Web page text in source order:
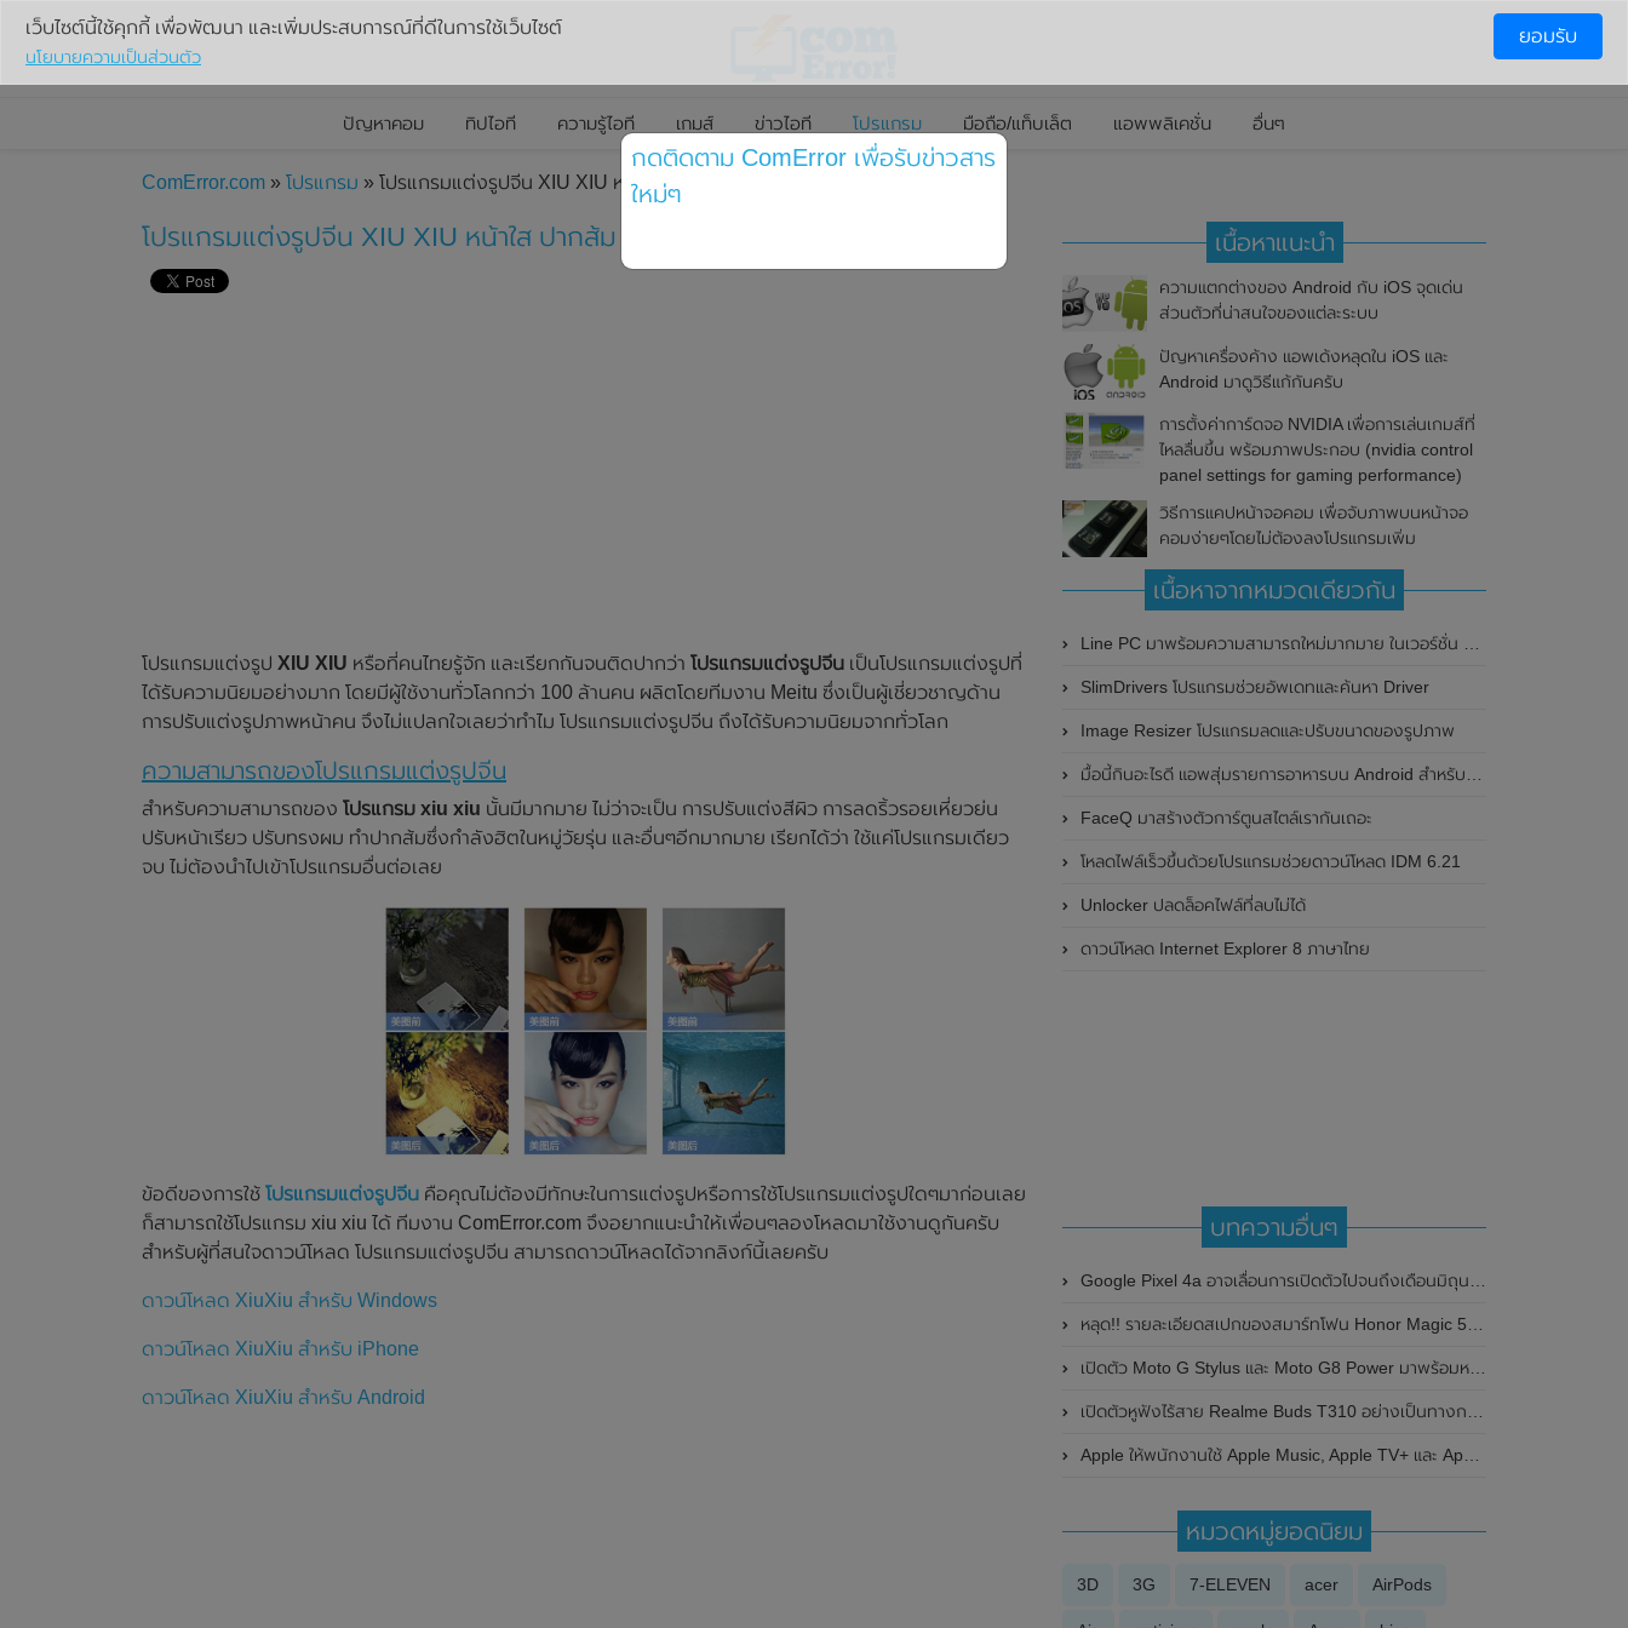
ปัญหาคอม ทิปไอที ความรู้ไอที เกมส์ ข่าวไอที โปรแกรม มือถือ/แท็บเล็ต แอพพลิเคชั่น อื่นๆ
ComError.com » โปรแกรม » โปรแกรมแต่งรูปจีน XIU XIU หน้าใส ปากส้ม ดาวน์โหลดฟรี
โปรแกรมแต่งรูปจีน XIU XIU หน้าใส ปากส้ม ดาวน์โหลดฟรี
โปรแกรมแต่งรูป XIU XIU หรือที่คนไทยรู้จัก และเรียกกันจนติดปากว่า โปรแกรมแต่งรูปจีน เป็นโปรแกรมแต่งรูปที่
ได้รับความนิยมอย่างมาก โดยมีผู้ใช้งานทั่วโลกกว่า 100 ล้านคน ผลิตโดยทีมงาน Meitu ซึ่งเป็นผู้เชี่ยวชาญด้าน
การปรับแต่งรูปภาพหน้าคน จึงไม่แปลกใจเลยว่าทำไม โปรแกรมแต่งรูปจีน ถึงได้รับความนิยมจากทั่วโลก
ความสามารถของโปรแกรมแต่งรูปจีน
สำหรับความสามารถของ โปรแกรม xiu xiu นั้นมีมากมาย ไม่ว่าจะเป็น การปรับแต่งสีผิว การลดริ้วรอยเหี่ยวย่น
ปรับหน้าเรียว ปรับทรงผม ทำปากส้มซึ่งกำลังฮิตในหมู่วัยรุ่น และอื่นๆอีกมากมาย เรียกได้ว่า ใช้แค่โปรแกรมเดียว
จบ ไม่ต้องนำไปเข้าโปรแกรมอื่นต่อเลย
ข้อดีของการใช้ โปรแกรมแต่งรูปจีน คือคุณไม่ต้องมีทักษะในการแต่งรูปหรือการใช้โปรแกรมแต่งรูปใดๆมาก่อนเลย
ก็สามารถใช้โปรแกรม xiu xiu ได้ ทีมงาน ComError.com จึงอยากแนะนำให้เพื่อนๆลองโหลดมาใช้งานดูกันครับ
สำหรับผู้ที่สนใจดาวน์โหลด โปรแกรมแต่งรูปจีน สามารถดาวน์โหลดได้จากลิงก์นี้เลยครับ
ดาวน์โหลด XiuXiu สำหรับ Windows
ดาวน์โหลด XiuXiu สำหรับ iPhone
ดาวน์โหลด XiuXiu สำหรับ Android
เนื้อหาแนะนำ
ความแตกต่างของ Android กับ iOS จุดเด่น
ส่วนตัวที่น่าสนใจของแต่ละระบบ
ปัญหาเครื่องค้าง แอพเด้งหลุดใน iOS และ
Android มาดูวิธีแก้กันครับ
การตั้งค่าการ์ดจอ NVIDIA เพื่อการเล่นเกมส์ที่
ไหลลื่นขึ้น พร้อมภาพประกอบ (nvidia control
panel settings for gaming performance)
วิธีการแคปหน้าจอคอม เพื่อจับภาพบนหน้าจอ
คอมง่ายๆโดยไม่ต้องลงโปรแกรมเพิ่ม
เนื้อหาจากหมวดเดียวกัน
Line PC มาพร้อมความสามารถใหม่มากมาย ในเวอร์ชั่น 4.7.0
SlimDrivers โปรแกรมช่วยอัพเดทและค้นหา Driver
Image Resizer โปรแกรมลดและปรับขนาดของรูปภาพ
มื้อนี้กินอะไรดี แอพสุ่มรายการอาหารบน Android สำหรับชาวไอที
FaceQ มาสร้างตัวการ์ตูนสไตล์เรากันเถอะ
โหลดไฟล์เร็วขึ้นด้วยโปรแกรมช่วยดาวน์โหลด IDM 6.21
Unlocker ปลดล็อคไฟล์ที่ลบไม่ได้
ดาวน์โหลด Internet Explorer 8 ภาษาไทย
บทความอื่นๆ
Google Pixel 4a อาจเลื่อนการเปิดตัวไปจนถึงเดือนมิถุนายน 2020
หลุด!! รายละเอียดสเปกของสมาร์ทโฟน Honor Magic 5 มาพร้อมกล้องหลัก ความละเอียด 50MP คาดอาจเปิดตัวพร้อม Snapdragon 8 Gen 2 ตัวใหม่ล่าสุด
เปิดตัว Moto G Stylus และ Moto G8 Power มาพร้อมหน้าจอ 6.4 นิ้ว , ชิปเซ็ต Snapdragon 665
เปิดตัวหูฟังไร้สาย Realme Buds T310 อย่างเป็นทางการในประเทศอินเดีย มาพร้อมระบบตัดเสียงรบกวน ANC สูงสุด 46dB , เสียงรอบทิศทาง 360 องศา , แบตเตอรี่สามารถใช้งานได้นานสูงสุด 40 ชั่วโมง
Apple ให้พนักงานใช้ Apple Music, Apple TV+ และ Apple Arcades ฟรีตั้งแต่เดือนมกราคม
หมวดหมู่ยอดนิยม
3D 3G 7-ELEVEN acer AirPods
เว็บไซต์นี้ใช้คุกกี้ เพื่อพัฒนา และเพิ่มประสบการณ์ที่ดีในการใช้เว็บไซต์
นโยบายความเป็นส่วนตัว
ยอมรับ
กดติดตาม ComError เพื่อรับข่าวสาร
ใหม่ๆ